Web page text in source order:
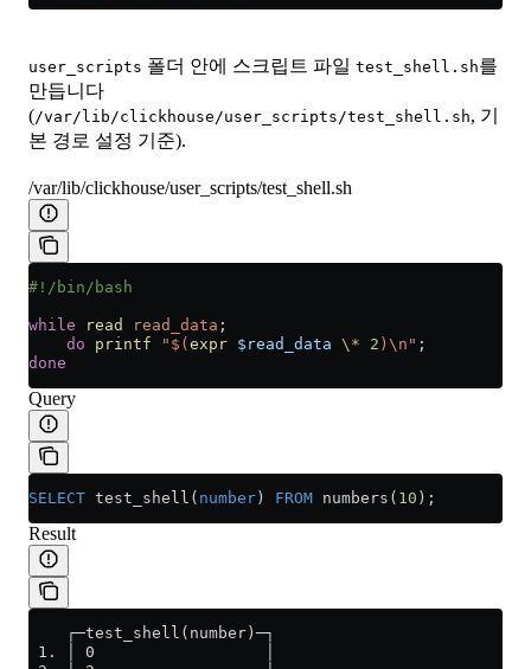
user_scripts 폴더 안에 스크립트 파일 test_shell.sh를
만듭니다
(/var/lib/clickhouse/user_scripts/test_shell.sh, 기
본 경로 설정 기준).
/var/lib/clickhouse/user_scripts/test_shell.sh
#!/bin/bash
while read read_data ;
    do
printf "$( expr $read_data \* 2 )\n" ;
done
Query
SELECT test_shell( number ) FROM numbers( 10 );
Result
    ┌─test_shell(number)─┐
1. │ 0                  │